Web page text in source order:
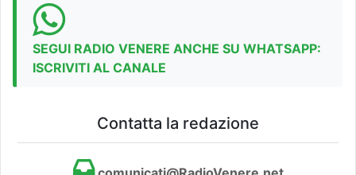
SEGUI RADIO VENERE ANCHE SU WHATSAPP:
ISCRIVITI AL CANALE
Contatta la redazione